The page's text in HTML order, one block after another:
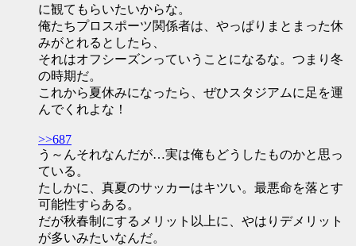
に観てもらいたいからな。
俺たちプロスポーツ関係者は、やっぱりまとまった休
みがとれるとしたら、
それはオフシーズンっていうことになるな。つまり冬
の時期だ。
これから夏休みになったら、ぜひスタジアムに足を運
んでくれよな！
>>687
う～んそれなんだが…実は俺もどうしたものかと思っ
ている。
たしかに、真夏のサッカーはキツい。最悪命を落とす
可能性すらある。
だが秋春制にするメリット以上に、やはりデメリット
が多いみたいなんだ。